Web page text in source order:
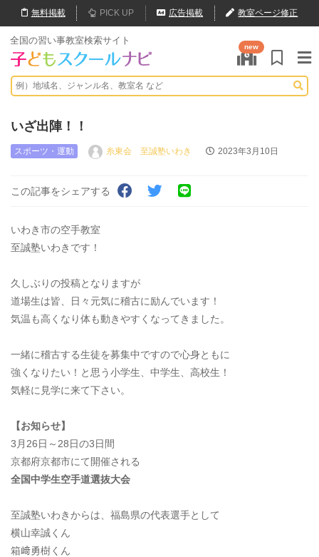
無料掲載 PICK UP 広告掲載 教室ページ修正
全国の習い事教室検索サイト
new
いざ出陣！！
スポーツ・運動 糸東会 至誠塾いわき 2023年3月10日
この記事をシェアする
いわき市の空手教室
至誠塾いわきです！
久しぶりの投稿となりますが
道場生は皆、日々元気に稽古に励んでいます！
気温も高くなり体も動きやすくなってきました。
一緒に稽古する生徒を募集中ですので心身ともに
強くなりたい！と思う小学生、中学生、高校生！
気軽に見学に来て下さい。
【お知らせ】
3月26日～28日の3日間
京都府京都市にて開催される
全国中学生空手道選抜大会
至誠塾いわきからは、福島県の代表選手として
横山幸誠くん
箱﨑勇樹くん